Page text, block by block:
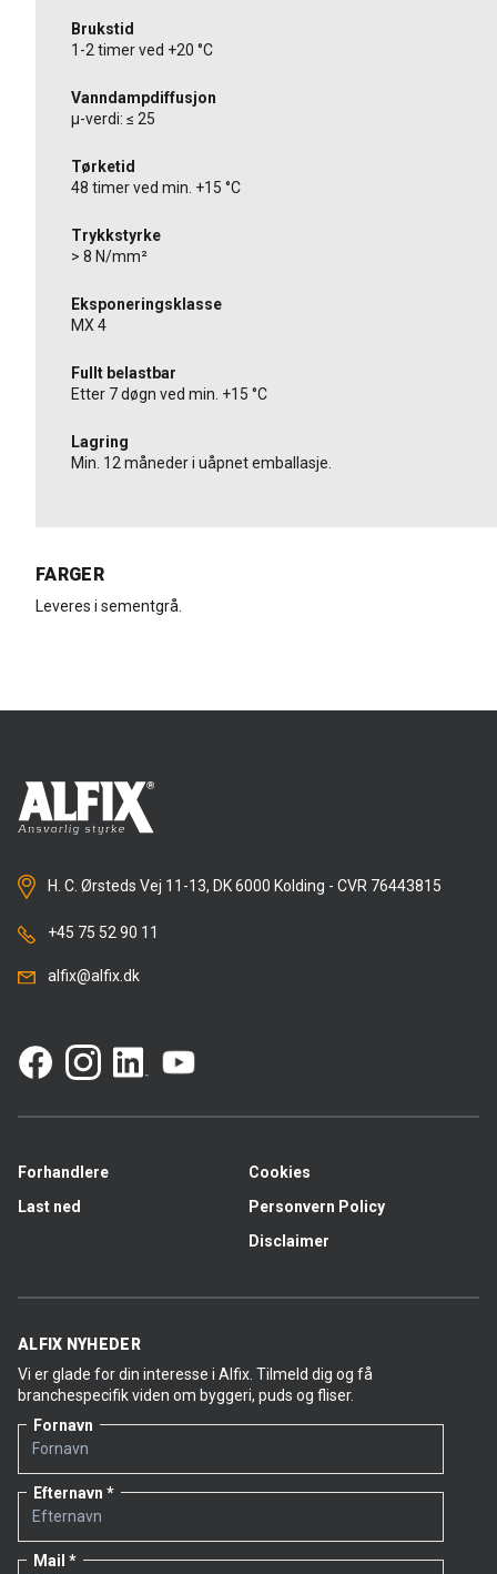
Brukstid
1-2 timer ved +20 °C
Vanndampdiffusjon
µ-verdi: ≤ 25
Tørketid
48 timer ved min. +15 °C
Trykkstyrke
> 8 N/mm²
Eksponeringsklasse
MX 4
Fullt belastbar
Etter 7 døgn ved min. +15 °C
Lagring
Min. 12 måneder i uåpnet emballasje.
FARGER
Leveres i sementgrå.
H. C. Ørsteds Vej 11-13, DK 6000 Kolding - CVR 76443815
+45 75 52 90 11
alfix@alfix.dk
Forhandlere
Last ned
Cookies
Personvern Policy
Disclaimer
ALFIX NYHEDER
Vi er glade for din interesse i Alfix. Tilmeld dig og få
branchespecifik viden om byggeri, puds og fliser.
Fornavn
Efternavn
Mail